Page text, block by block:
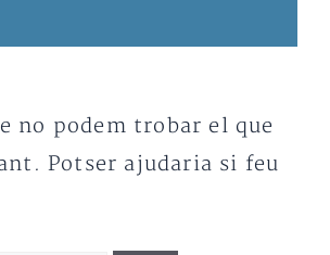
no podem trobar el que
Potser ajudaria si feu